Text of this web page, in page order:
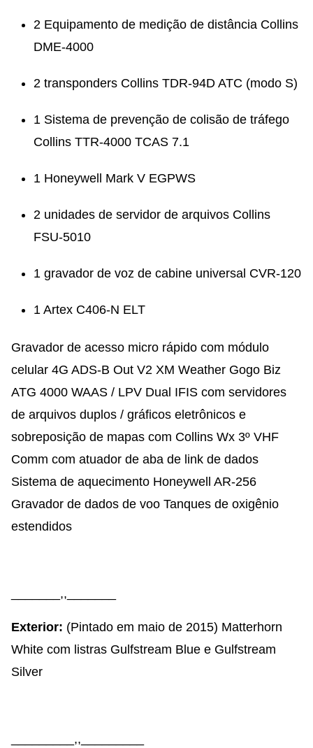
2 Equipamento de medição de distância Collins
DME-4000
2 transponders Collins TDR-94D ATC (modo S)
1 Sistema de prevenção de colisão de tráfego
Collins TTR-4000 TCAS 7.1
1 Honeywell Mark V EGPWS
2 unidades de servidor de arquivos Collins
FSU-5010
1 gravador de voz de cabine universal CVR-120
1 Artex C406-N ELT
Gravador de acesso micro rápido com módulo
celular 4G ADS-B Out V2 XM Weather Gogo Biz
ATG 4000 WAAS / LPV Dual IFIS com servidores
de arquivos duplos / gráficos eletrônicos e
sobreposição de mapas com Collins Wx 3º VHF
Comm com atuador de aba de link de dados
Sistema de aquecimento Honeywell AR-256
Gravador de dados de voo Tanques de oxigênio
estendidos
_______,,_______
Exterior: (Pintado em maio de 2015) Matterhorn
White com listras Gulfstream Blue e Gulfstream
Silver
_________,,_________